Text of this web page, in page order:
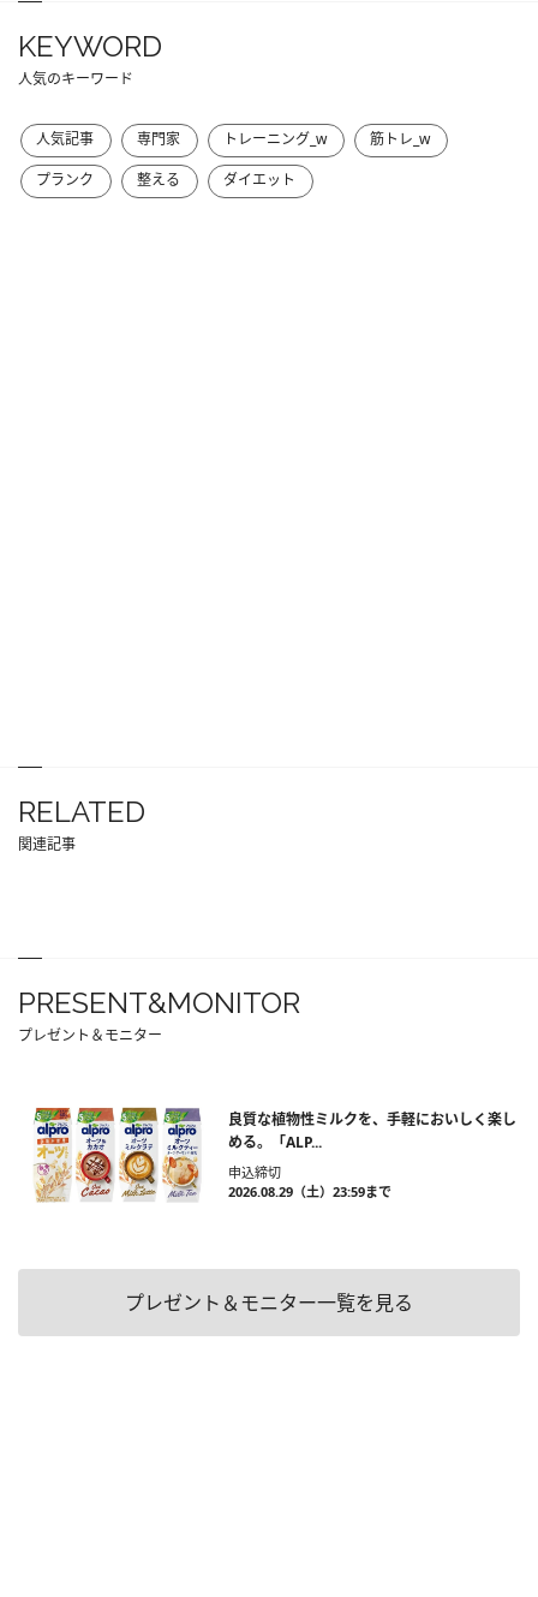
KEYWORD
人気のキーワード
人気記事 専門家 トレーニング_w
筋トレ_w
プランク
整える ダイエット
RELATED
関連記事
PRESENT&MONITOR
プレゼント＆モニター
良質な植物性ミルクを、手軽においしく楽し
める。「ALP...
申込締切
2026.08.29（土）23:59まで
プレゼント＆モニター一覧を見る